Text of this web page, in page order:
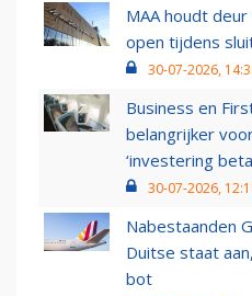
MAA houdt
open tijdens
30-07-2026,
Business en
belangrijker
‘investering
30-07-2026,
Nabestaanden
Duitse staat
bot